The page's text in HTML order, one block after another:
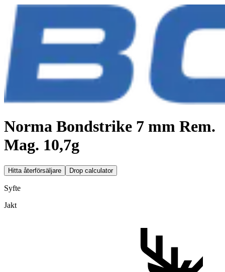
Norma Bondstrike 7 mm Rem.
Mag. 10,7g
Hitta återförsäljare Drop calculator
Syfte
Jakt